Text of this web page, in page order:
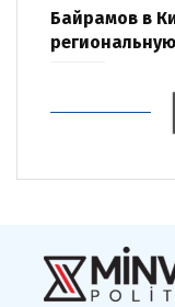
Байрамов в